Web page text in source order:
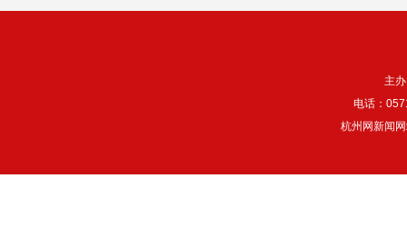
主
电话：
杭州网新闻